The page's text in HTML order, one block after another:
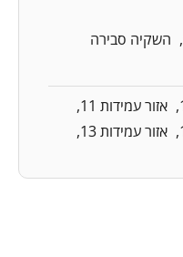
השקיה סבירה
אזור עמידות 11
אזור עמידות 13